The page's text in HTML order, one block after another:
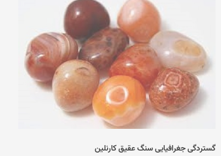
گستردگی جغرافیایی سنگ عقیق کارنلین